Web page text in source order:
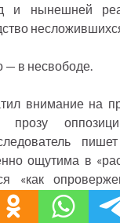
и нынешней
— в несвободе.
внимание на
прозу
ощутима в
«как
о жизни, как
или